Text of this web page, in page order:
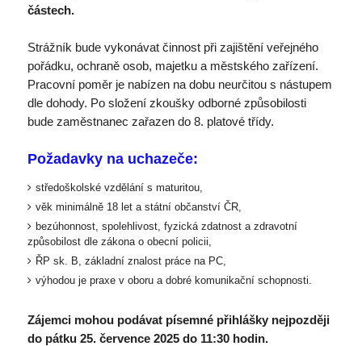
částech.
Strážník bude vykonávat činnost při zajištění veřejného
pořádku, ochraně osob, majetku a městského zařízení.
Pracovní poměr je nabízen na dobu neurčitou s nástupem
dle dohody. Po složení zkoušky odborné způsobilosti
bude zaměstnanec zařazen do 8. platové třídy.
Požadavky na uchazeče:
středoškolské vzdělání s maturitou,
věk minimálně 18 let a státní občanství ČR,
bezúhonnost, spolehlivost, fyzická zdatnost a zdravotní
způsobilost dle zákona o obecní policii,
ŘP sk. B, základní znalost práce na PC,
výhodou je praxe v oboru a dobré komunikační schopnosti.
Zájemci mohou podávat písemné přihlášky nejpozději
do pátku 25. července 2025 do 11:30 hodin.